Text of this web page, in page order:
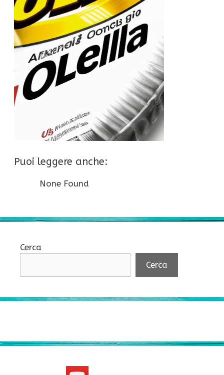
Puoi leggere anche:
None Found
Cerca
Cerca